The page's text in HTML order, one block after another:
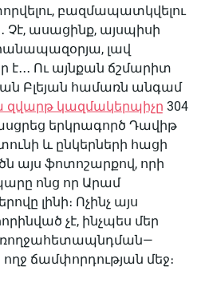
, բազմապատկվելու
Չէ, ասացինք, այսպիսի
, լավ
է․․․ Ու այնքան ճշմարիտ
Բլեյան համառն անգամ
զվարթ կազմակերպիչը 304
երկրագործ Դավիթ
և ընկերների հացի
այս ֆոտոշարքով, որի
ոնց որ Արամ
լինի։ Ոչինչ այս
չէ, ինչպես մեր
—
ողջ ճամփորդության մեջ։